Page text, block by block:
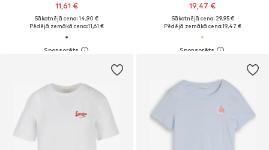
11,61 €
Sākotnējā cena: 14,90 €
Pēdējā zemākā cena:11,61 €
19,47 €
Sākotnējā cena: 29,95 €
Pēdējā zemākā cena:19,47 €